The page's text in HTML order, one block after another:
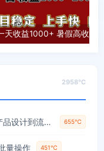
2958℃
财务IP变现必修课：从定位策略、产品设计到流量变现形成完整闭环 655℃
量操作 451℃